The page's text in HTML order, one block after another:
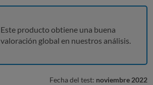
Este producto obtiene una buena
valoración global en nuestros análisis.
Fecha del test: noviembre 2022